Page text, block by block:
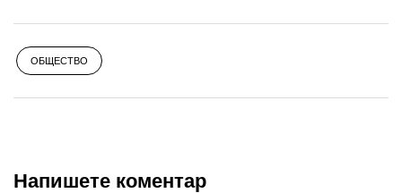
ОБЩЕСТВО
Напишете коментар